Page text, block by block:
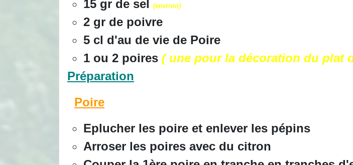
15 gr de sel (environ)
2 gr de poivre
5 cl d'au de vie de Poire
1 ou 2 poires ( une pour la décoration du plat
Préparation
Poire
Eplucher les poire et enlever les pépins
Arroser les poires avec du citron